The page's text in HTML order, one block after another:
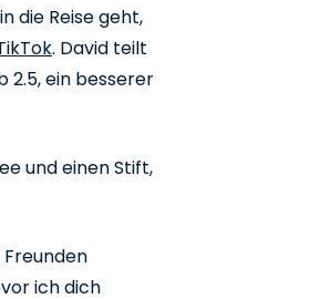
die Reise geht,
. David teilt
2.5, ein besserer
und einen Stift,
ich dich